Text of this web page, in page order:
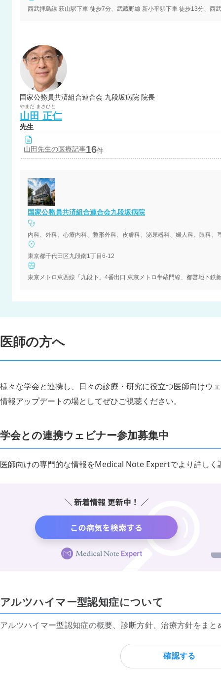
西武拝島線 萩山駅下車 徒歩7分、武蔵野線 新小平駅下車 徒歩13分、西
国家公務員共済組合連合会 九段坂病院 院長
やまだ まさひと
山田 正仁
先生
山田 先生の医療記事16件
国家公務員共済組合連合会九段坂病院
内科、外科、心療内科、整形外科、皮膚科、泌尿器科、婦人科、眼科
東京都千代田区九段南1丁目6-12
東京メトロ東西線「九段下」4番出口 東京メトロ半蔵門線、都営地下鉄
医師の方へ
様々な学会と連携し、日々の診療・研究に役立つ医師向けウ
情報アップデートの場としてぜひご視聴ください。
学会との連携ウェビナー参加募集中
医師向けの専門的な情報をMedical Note Expertでより詳しく
アルツハイマー型認知症について
アルツハイマー型認知症の概要、診断方針、治療方針をま
確認する